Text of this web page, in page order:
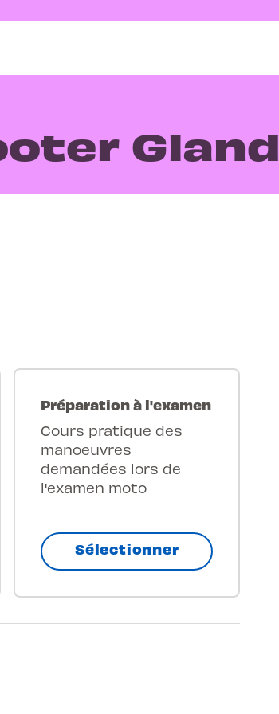
Gland
Préparation à l'examen
Cours pratique des
manoeuvres
demandées lors de
l'examen moto
Sélectionner